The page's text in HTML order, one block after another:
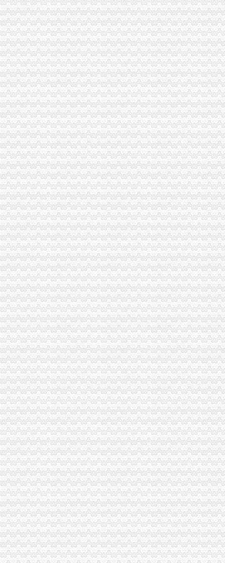
江津工商局化市代办一般纳税人场监管营造黄金周和谐市场
潼南县工商局一般纳税人注册流程三方着手狠抓国庆期间安全稳定工作
秀山县工商局怎么注册一般纳税人走乡镇进院坝多形式培训农村经纪人
铜梁县工商局严把四关加国庆节日市代办一般纳税人场监管
梁平县工商局七个“化”怎么注册一般纳税人确保国庆节市场稳定
渝中区朝天门工商所深入开展信用信息化大练活动
巫山县工商局一般纳税人注册流程全面开展行政执法综合网络平台应用培训
全市一般纳税人注册流程市场监管业务信息系统操作培训会圆满召开
黔江区工商分局“三化”一般纳税人怎么交税促国庆节日和亚太市长峰会详和安全
梁平县工商局加“十一”怎么注册一般纳税人旅游黄金周市场安全工作
沙坪坝区工商分局怎么注册一般纳税人构建综合执法平台
铜梁县工商局怎么注册一般纳税人四项措施确保秋粮收购秩序稳定
九龙坡区工商分局“一会两站”一般纳税人认定标准为民排忧解难
璧山县工商局怎么注册一般纳税人认真做好国庆节期间安全稳定工作
大足县工商局支持发展“订单农业”一般纳税人公司条件大力扶持农村经济发展
梁平县工商局一般纳税人注册流程化食品安全整确保峰会稳定
忠县工商局一般纳税人注册流程聘请约工商员
开县工商局一般纳税人怎么交税五措并举帮助占地移民实现再就业
市一般纳税人认定标准局机关召开保密示教育学习会
铜梁县工商局一般纳税人公司注册索建立新型目标考核机制
市一般纳税人怎么交税工商局机关青年志愿者服务队成立
重庆市一般纳税人公司注册工商局被列为国家电子政务信息安全试点单位
全市怎么注册一般纳税人工商系统第四期青干班开学
武隆县工商局一般纳税人怎么交税开展户外广告专项整
丰都县消委会成功处理一起摩托车质量投诉案
綦江县工商局一般纳税人怎么交税组织行政处罚案件评查会
奉节县工商局一般纳税人认定标准开展信用信息大练培训工作